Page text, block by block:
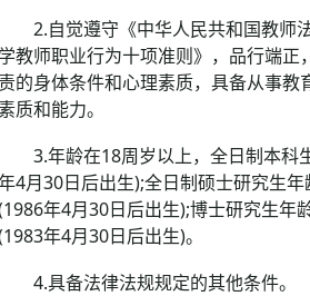
自觉遵守《中华人民共和国教师
教师职业行为十项准则》，品行端正
的身体条件和心理素质，具备从事教
质和能力。
年龄在18周岁以上，全日制本科
4月30日后出生);全日制硕士研究生
年4月30日后出生);博士研究生年
年4月30日后出生)。
具备法律法规规定的其他条件。